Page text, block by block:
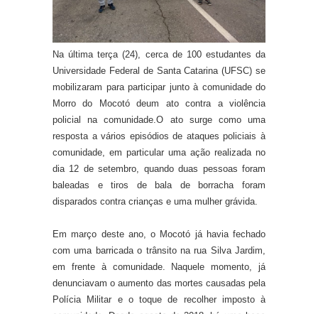
Na última terça (24), cerca de 100 estudantes da
Universidade Federal de Santa Catarina(UFSC)se
mobilizaram para participar junto à comunidade do
Morro do Mocotó deum ato contra a violência
policial na comunidade.O ato surge como uma
resposta a vários episódios de ataques policiais à
comunidade, em particular uma ação realizada no
dia 12 de setembro, quando duas pessoas foram
baleadas e tiros de bala de borracha foram
disparados contra crianças e uma mulher grávida.
Em março deste ano, o Mocotó já havia fechado
com uma barricada o trânsito na rua Silva Jardim,
em frente à comunidade. Naquele momento, já
denunciavam o aumento das mortes causadas pela
Polícia Militar e o toque de recolher imposto à